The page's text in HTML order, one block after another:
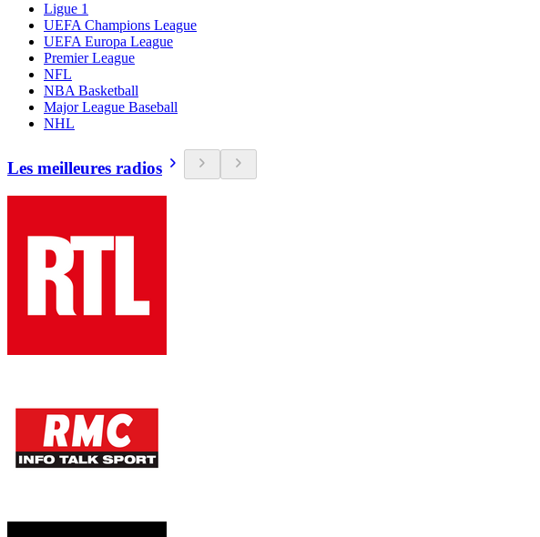
Ligue 1
UEFA Champions League
UEFA Europa League
Premier League
NFL
NBA Basketball
Major League Baseball
NHL
Les meilleures radios